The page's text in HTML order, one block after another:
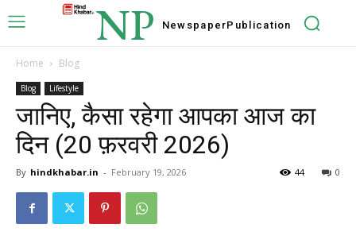
NP NewspaperPublication
Home Blog
Blog Lifestyle
जानिए, कैसा रहेगा आपका आज का
दिन (20 फ़रवरी 2026)
By hindkhabar.in - February 19, 2026 0
44